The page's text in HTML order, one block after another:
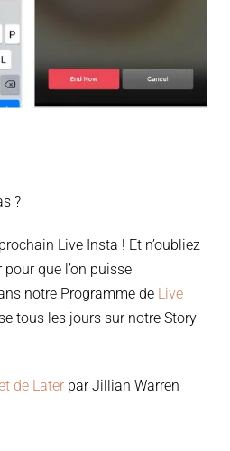
?
Live Insta ! Et n’oubliez
que l’on puisse
notre Programme de Live
tous les jours sur notre Story
de Later par Jillian Warren